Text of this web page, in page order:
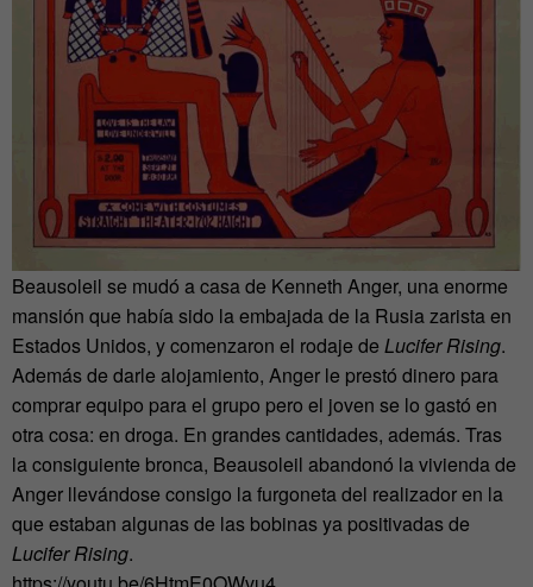
Beausoleil se mudó a casa de Kenneth Anger, una enorme
mansión que había sido la embajada de la Rusia zarista en
Estados Unidos, y comenzaron el rodaje de Lucifer Rising.
Además de darle alojamiento, Anger le prestó dinero para
comprar equipo para el grupo pero el joven se lo gastó en
otra cosa: en droga. En grandes cantidades, además. Tras
la consiguiente bronca, Beausoleil abandonó la vivienda de
Anger llevándose consigo la furgoneta del realizador en la
que estaban algunas de las bobinas ya positivadas de
Lucifer Rising.